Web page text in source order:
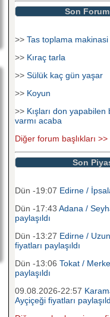
Son Forum
>> Tas toplama makinasi
>> Kıraç tarla
>> Sülük kaç gün yaşar
>> Koyun
>> Kışları don
varmı acaba
Diğer forum başlıkları >>
Son
Dün -19:07 Edirne /
Dün -17:43 Adana /
paylaşıldı
Dün -13:27 Edirne /
fiyatları paylaşıldı
Dün -13:06 Tokat /
paylaşıldı
09.08.2026-22:57
Ayçiçeği fiyatları